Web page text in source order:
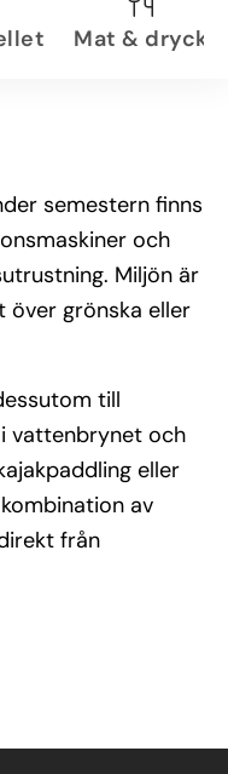
Mat & dryck
semestern finns
och
Miljön är
över grönska eller
till
vattenbrynet och
eller
av
från